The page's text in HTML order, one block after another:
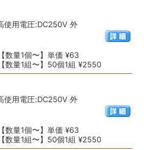
用電圧:DC250V 外
【数量1個〜】単価 ¥63
【数量1組〜】50個1組 ¥2550
用電圧:DC250V 外
【数量1個〜】単価 ¥63
【数量1組〜】50個1組 ¥2550